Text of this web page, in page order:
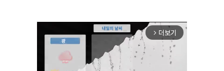
arrow_forward_ios 더보기